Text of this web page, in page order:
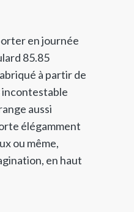
en journée
85.85
à partir de
incontestable
aussi
élégamment
ou même,
en haut